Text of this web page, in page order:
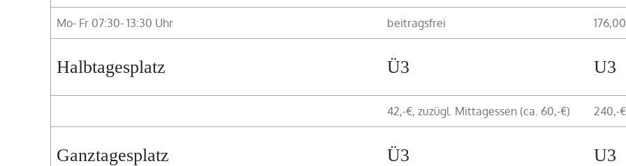
Mo- Fr 07:30- 13:30 Uhr beitragsfrei
Halbtagesplatz Ü3 U3
42,-€, zuzügl. Mittagessen (ca. 60,-€) 240,-
Ganztagesplatz Ü3 U3